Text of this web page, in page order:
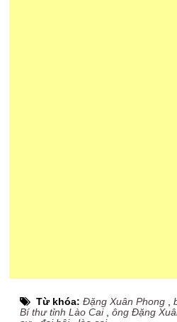
Từ khóa:Đặng Xuân Phong ,
Bí thư tỉnh Lào Cai,ông Đặng